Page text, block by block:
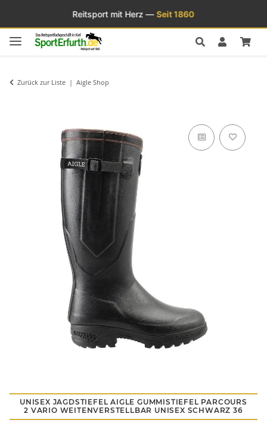
Reitsport mit Herz —Seit 1860
Zurück zur Liste Aigle Shop
UNISEX JAGDSTIEFEL AIGLE GUMMISTIEFEL PARCOURS
2 VARIO WEITENVERSTELLBAR UNISEX SCHWARZ 36